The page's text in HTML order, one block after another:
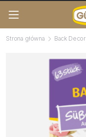
Strona główna Back Decor